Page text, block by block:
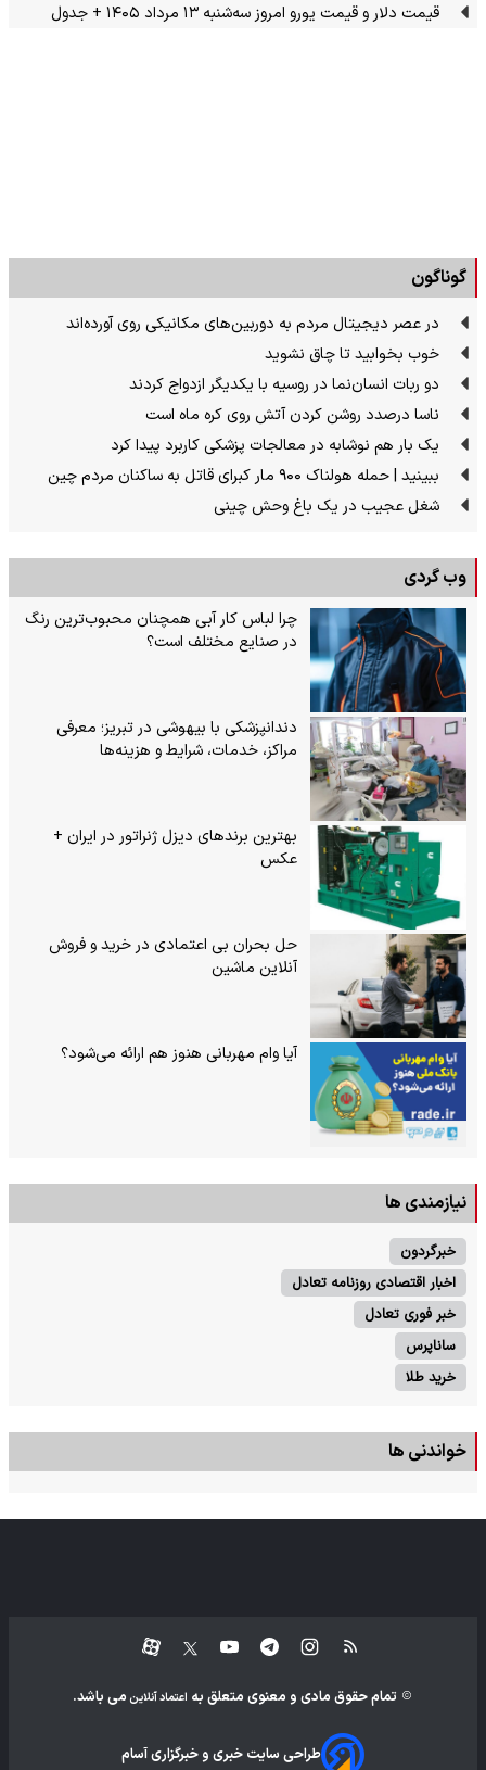
قیمت دلار و قیمت یورو امروز سه‌شنبه ۱۳ مرداد ۱۴۰۵ + جدول
گوناگون
در عصر دیجیتال مردم به دوربین‌های مکانیکی روی آورده‌اند
خوب بخوابید تا چاق نشوید
دو ربات انسان‌نما در روسیه با یکدیگر ازدواج کردند
ناسا درصدد روشن کردن آتش روی کره ماه است
یک بار هم نوشابه در معالجات پزشکی کاربرد پیدا کرد
ببینید | حمله هولناک ۹۰۰ مار کبرای قاتل به ساکنان مردم چین
شغل عجیب در یک باغ وحش چینی
وب گردی
چرا لباس کار آبی همچنان محبوب‌ترین رنگ
در صنایع مختلف است؟
دندانپزشکی با بیهوشی در تبریز؛ معرفی
مراکز، خدمات، شرایط و هزینه‌ها
بهترین برندهای دیزل ژنراتور در ایران +
عکس
حل بحران بی‌ اعتمادی در خرید و فروش
آنلاین ماشین
آیا وام مهربانی هنوز هم ارائه می‌شود؟
نیازمندی ها
خبرگردون
اخبار اقتصادی روزنامه تعادل
خبر فوری تعادل
ساناپرس
خرید طلا
خواندنی ها
تمام حقوق مادی و معنوی متعلق به اعتماد آنلاین می باشد.
طراحی سایت خبری و خبرگزاری آسام